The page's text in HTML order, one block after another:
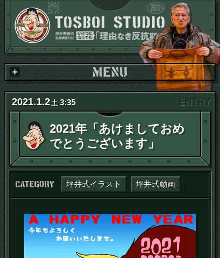
2021.1.2土 3:35
2021年「あけましておめ
でとうございます」
カテゴリー：
坪井式イラスト 坪井式動画